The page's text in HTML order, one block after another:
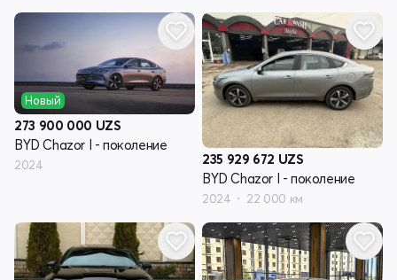
Новый
273 900 000 UZS
BYD Chazor I - поколение
2024 235 929 672 UZS
BYD Chazor I - поколение
2024 22 000 км